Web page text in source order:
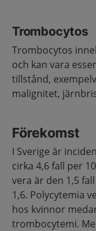
Trombocytos
Trombocytos
och kan vara
tillstånd,
malignitet,
Förekomst
I Sverige är
cirka 4,6 fall per
vera är den 1,5
1,6. Polycytemia
hos kvinnor
trombocytemi.